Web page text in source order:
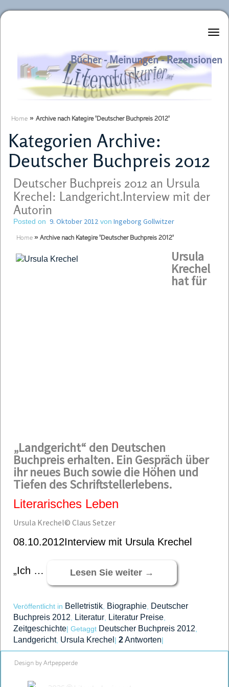
Literaturkurier.net
Bücher - Meinungen - Rezensionen
Home » Archive nach Kategire 'Deutscher Buchpreis 2012'
Kategorien Archive:
Deutscher Buchpreis 2012
Deutscher Buchpreis 2012 an Ursula
Krechel: Landgericht.Interview mit der
Autorin
Posted on 9. Oktober 2012 von Ingeborg Gollwitzer
Home » Archive nach Kategire 'Deutscher Buchpreis 2012'
Ursula
Krechel
hat für
„Landgericht“ den Deutschen
Buchpreis erhalten. Ein Gespräch über
ihr neues Buch sowie die Höhen und
Tiefen des Schriftstellerlebens.
Literarisches Leben
Ursula Krechel© Claus Setzer
08.10.2012Interview mit Ursula Krechel
„Ich … Lesen Sie weiter →
Veröffentlicht in Belletristik Biographie Deutscher
Buchpreis 2012
Literatur Literatur Preise
Zeitgeschichte| Getaggt Deutscher Buchpreis 2012
Landgericht, Ursula Krechel | 2Antworten|
Design by Artpepper.de